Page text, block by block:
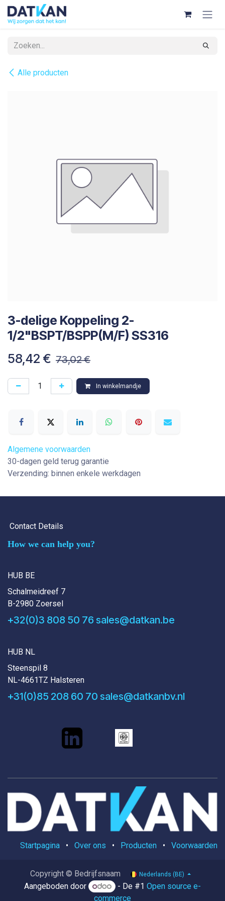
Overslaan naar inhoud
Alle producten
3-delige Koppeling 2-
1/2"BSPT/BSPP(M/F) SS316
58,42 € 73,02€
In winkelmandje
Algemene voorwaarden
30-dagen geld terug garantie
Verzending: binnen enkele werkdagen
Contact Details
How we can help you?
HUB BE
Schalmeidreef 7
B-2980 Zoersel
+32(0)3 808 50 76 sales@datkan.be
HUB NL
Steenspil 8
NL-4661TZ Halsteren
+31(0)85 208 60 70 sales@datkanbv.nl
Startpagina • Over ons • Producten • Voorwaarden
Copyright © Bedrijfsnaam Nederlands (BE)
Aangeboden door - De #1Open source e-
commerce